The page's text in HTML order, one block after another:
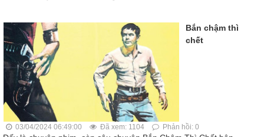
Bắn chậm thì
chết
03/04/2024 06:49:00 Đã xem: 1104 Phản hồi: 0